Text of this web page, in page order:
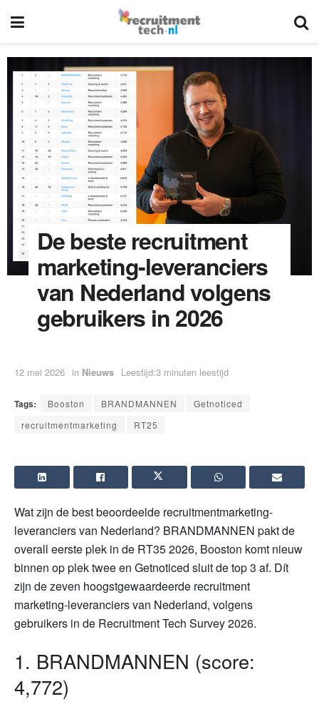
De beste recruitment
marketing-leveranciers
van Nederland volgens
gebruikers in 2026
12 mei 2026 in Nieuws Leestijd:3 minuten leestijd
Tags: Booston BRANDMANNEN
Getnoticed
recruitmentmarketing
RT25
Wat zijn de best beoordeelde recruitmentmarketing-
leveranciers van Nederland? BRANDMANNEN pakt de
overall eerste plek in de RT35 2026, Booston komt nieuw
binnen op plek twee en Getnoticed sluit de top 3 af. Dít
zijn de zeven hoogstgewaardeerde recruitment
marketing-leveranciers van Nederland, volgens
gebruikers in de Recruitment Tech Survey 2026.
1. BRANDMANNEN (score:
4,772)